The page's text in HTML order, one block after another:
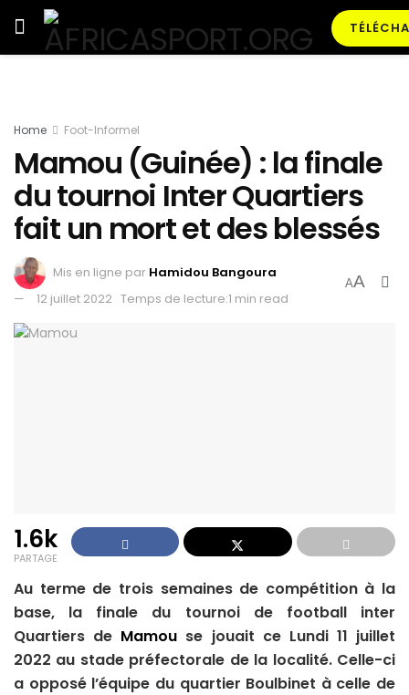
Home Foot-Informel
Mamou (Guinée) : la finale
du tournoi Inter Quartiers
fait un mort et des blessés
Mis en ligne par Hamidou Bangoura
12 juillet 2022 Temps de lecture:1 min read
AA
1.6k
PARTAGE
Au terme de trois semaines de compétition à la
base, la finale du tournoi de football inter
Quartiers de Mamou se jouait ce Lundi 11 juillet
2022 au stade préfectorale de la localité. Celle-ci
a opposé l’équipe du quartier Boulbinet à celle de